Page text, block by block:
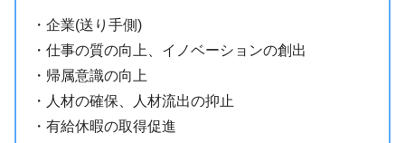
・企業(送り手側)
・仕事の質の向上、イノベーションの創出
・帰属意識の向上
・人材の確保、人材流出の抑止
・有給休暇の取得促進